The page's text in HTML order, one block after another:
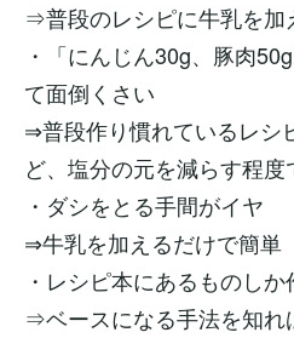
⇒普段のレシピに牛乳を加
・「にんじん30g、豚肉
て面倒くさい
⇒普段作り慣れているレシ
ど、塩分の元を減らす程度
・ダシをとる手間がイヤ
⇒牛乳を加えるだけで簡単
・レシピ本にあるものしか
⇒ベースになる手法を知れ